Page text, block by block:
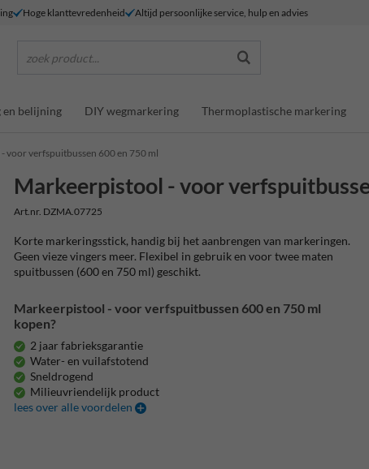
Hoge klanttevredenheid Altijd persoonlijke service, hulp en advies
zoek product...
en belijning DIY wegmarkering Thermoplastische markering
voor verfspuitbussen 600 en 750 ml
Markeerpistool - voor
Art.nr. DZMA.07725
Korte markeringsstick, handig bij het aanbrengen van markeringen.
Geen vieze vingers meer. Flexibel in gebruik en voor twee maten
spuitbussen (600 en 750 ml) geschikt.
Markeerpistool - voor verfspuitbussen 600 en 750 ml
kopen?
2 jaar fabrieksgarantie
Water- en vuilafstotend
Sneldrogend
Milieuvriendelijk product
lees over alle voordelen